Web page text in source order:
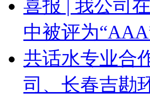
喜报 | 我公司
中被评为
共话水专业合
司、长春吉勘